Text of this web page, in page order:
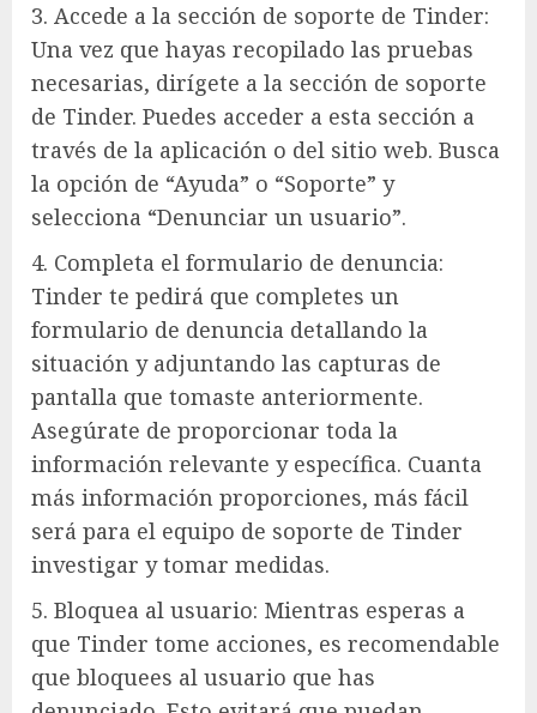
3. Accede a la sección de soporte de Tinder:
Una vez que hayas recopilado las pruebas
necesarias, dirígete a la sección de soporte
de Tinder. Puedes acceder a esta sección a
través de la aplicación o del sitio web. Busca
la opción de “Ayuda” o “Soporte” y
selecciona “Denunciar un usuario”.
4. Completa el formulario de denuncia:
Tinder te pedirá que completes un
formulario de denuncia detallando la
situación y adjuntando las capturas de
pantalla que tomaste anteriormente.
Asegúrate de proporcionar toda la
información relevante y específica. Cuanta
más información proporciones, más fácil
será para el equipo de soporte de Tinder
investigar y tomar medidas.
5. Bloquea al usuario: Mientras esperas a
que Tinder tome acciones, es recomendable
que bloquees al usuario que has